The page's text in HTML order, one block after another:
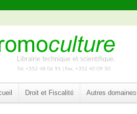
Librairie technique et scientifique.
Tel. +352 48 06 91 | Fax. +352 40 09 50
Droit et Fiscalité Autres domaines